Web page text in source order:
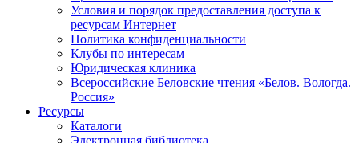
Условия и порядок предоставления доступа к
ресурсам Интернет
Политика конфиденциальности
Клубы по интересам
Юридическая клиника
Всероссийские Беловские чтения «Белов. Вологда.
Россия»
Ресурсы
Каталоги
Электронная библиотека